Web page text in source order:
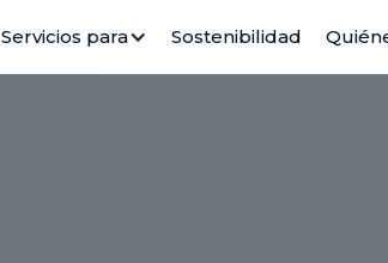
Servicios para Sostenibilidad